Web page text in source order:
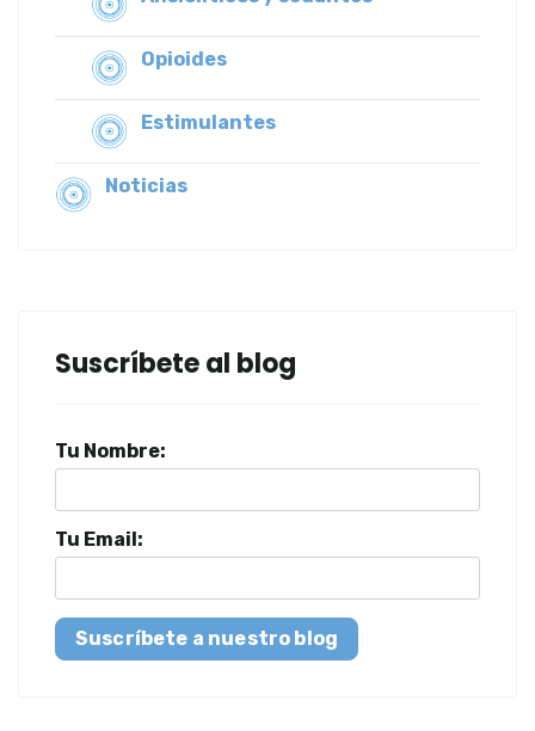
Opioides
Estimulantes
Noticias
Suscríbete al blog
Tu Nombre:
Tu Email:
Suscríbete a nuestro blog